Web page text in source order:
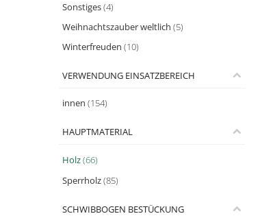
Sonstiges(4)
Weihnachtszauber weltlich (5)
Winterfreuden (10)
VERWENDUNG EINSATZBEREICH
innen (154)
HAUPTMATERIAL
Holz(66)
Sperrholz(85)
SCHWIBBOGEN BESTÜCKUNG